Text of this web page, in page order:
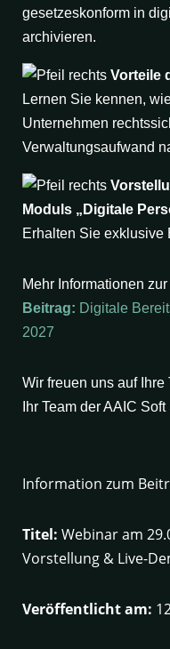
gesetzeskonform in
archivieren.
Vorteile
Lernen Sie kennen,
Unternehmen
Verwaltungsaufwand
Moduls „Digitale
Erhalten Sie exklusive
Mehr Informationen
Beitrag: Digitale
2027
Wir freuen uns auf Ihre
Ihr Team der AAIC
Information zum
Titel: Webinar am
Vorstellung & Live-
Veröffentlicht am: